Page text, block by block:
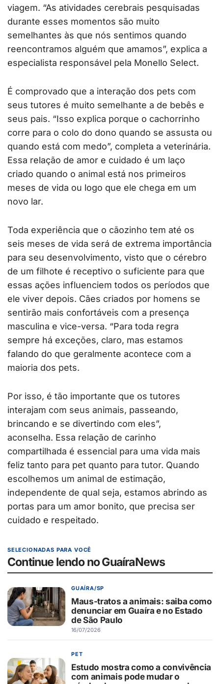
viagem. “As atividades cerebrais pesquisadas
durante esses momentos são muito
semelhantes às que nós sentimos quando
reencontramos alguém que amamos”, explica a
especialista responsável pela Monello Select.
É comprovado que a interação dos pets com
seus tutores é muito semelhante a de bebês e
seus pais. “Isso explica porque o cachorrinho
corre para o colo do dono quando se assusta ou
quando está com medo”, completa a veterinária.
Essa relação de amor e cuidado é um laço
criado quando o animal está nos primeiros
meses de vida ou logo que ele chega em um
novo lar.
Toda experiência que o cãozinho tem até os
seis meses de vida será de extrema importância
para seu desenvolvimento, visto que o cérebro
de um filhote é receptivo o suficiente para que
essas ações influenciem todos os períodos que
ele viver depois. Cães criados por homens se
sentirão mais confortáveis com a presença
masculina e vice-versa. “Para toda regra
sempre há exceções, claro, mas estamos
falando do que geralmente acontece com a
maioria dos pets.
Por isso, é tão importante que os tutores
interajam com seus animais, passeando,
brincando e se divertindo com eles”,
aconselha. Essa relação de carinho
compartilhada é essencial para uma vida mais
feliz tanto para pet quanto para tutor. Quando
escolhemos um animal de estimação,
independente de qual seja, estamos abrindo as
portas para um amor bonito, que precisa ser
cuidado e respeitado.
SELECIONADAS PARA VOCÊ
Continue lendo no GuaíraNews
GUAÍRA/SP
Maus-tratos a animais: saiba como
denunciar em Guaíra e no Estado
de São Paulo
16/07/2026
PET
Estudo mostra como a convivência
com animais pode mudar o